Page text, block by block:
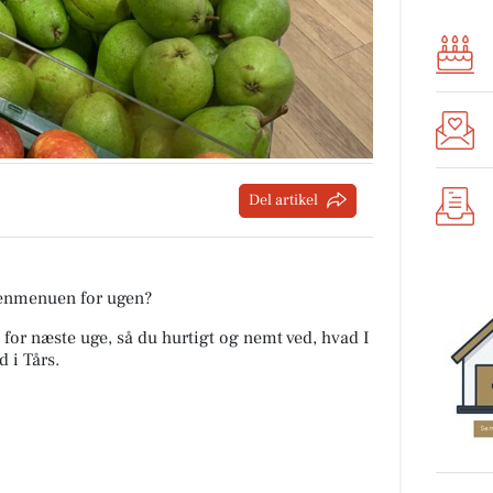
Del artikel
for ugen?
næste uge, så du hurtigt og nemt ved, hvad I
i Tårs.